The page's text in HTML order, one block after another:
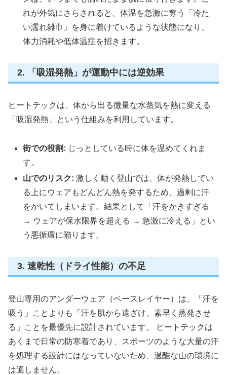
れが外気にさらされると、体温を急激に奪う「冷た
い濡れ雑巾」を身に着けているような状態になり、
体力消耗や低体温症を招きます。
2. 「吸湿発熱」が運動中には逆効果
ヒートテックは、体から出る微量な水蒸気を熱に変える
「吸湿発熱」という仕組みを利用しています。
街での役割: じっとしている時に体を温めてくれま
す。
山でのリスク: 激しく動く登山では、体が発熱してい
る上にウェアもどんどん熱を発するため、過剰に汗
をかいてしまいます。結果として「汗をかきすぎる
→ ウェアが保水限界を超える → 急激に冷える」とい
う悪循環に陥ります。
3. 速乾性（ドライ性能）の不足
登山専用のアンダーウェア（ベースレイヤー）は、「汗を
吸う」ことよりも「汗を肌から遠ざけ、素早く蒸発させ
る」ことを最優先に設計されています。 ヒートテックは
あくまで日常の防寒着であり、スポーツのような大量の汗
を処理する設計にはなっていないため、過酷な山の環境に
は適しません。